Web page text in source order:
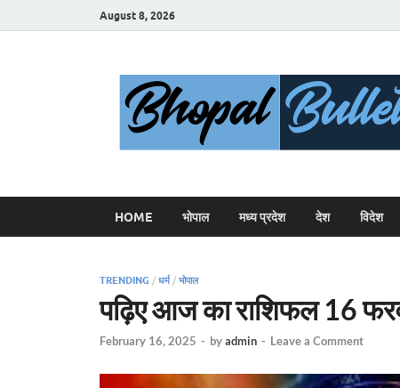
August 8, 2026
HOME भोपाल मध्य प्रदेश देश विदेश
TRENDING / धर्म/ भोपाल
पढ़िए आज का राशिफल 16
February 16, 2025 - byadmin - Leave a Comment